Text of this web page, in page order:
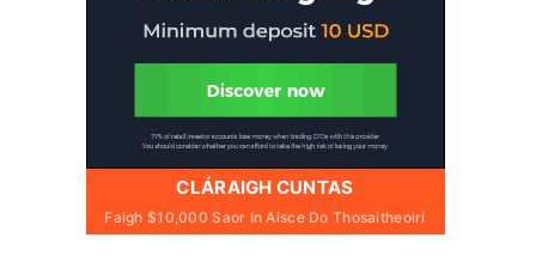
CLÁRAIGH CUNTAS
Faigh $10,000 Saor In Aisce Do Thosaitheoirí